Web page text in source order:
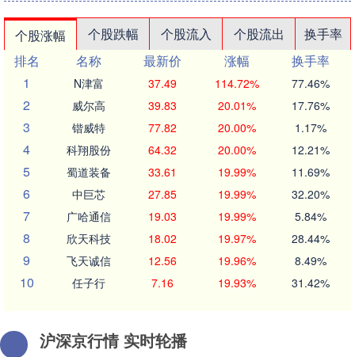
个股涨幅 个股跌幅 个股流入 个股流出
换手率
排名
名称 最新价 涨幅
换手率
1
N津富 37.49 114.72% 77.46%
2 威尔高 39.83 20.01% 17.76%
3 锴威特 77.82 20.00% 1.17%
4 科翔股份 64.32 20.00% 12.21%
5 蜀道装备 33.61 19.99% 11.69%
6 中巨芯 27.85 19.99% 32.20%
7 广哈通信 19.03 19.99% 5.84%
8 欣天科技 18.02 19.97% 28.44%
9 飞天诚信 12.56 19.96% 8.49%
10 任子行 7.16 19.93% 31.42%
沪深京行情 实时轮播